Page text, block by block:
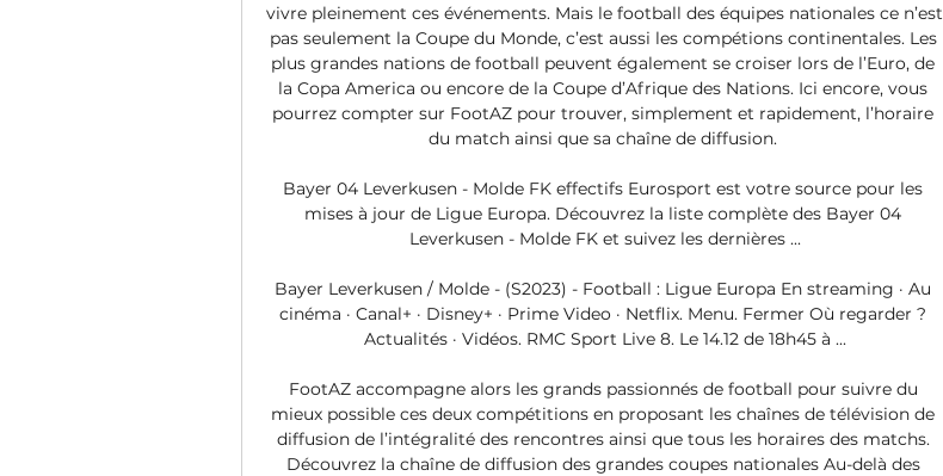
vivre pleinement ces événements. Mais le football des équipes nationales ce n’est
pas seulement la Coupe du Monde, c’est aussi les compétions continentales. Les
plus grandes nations de football peuvent également se croiser lors de l’Euro, de
la Copa America ou encore de la Coupe d’Afrique des Nations. Ici encore, vous
pourrez compter sur FootAZ pour trouver, simplement et rapidement, l’horaire
du match ainsi que sa chaîne de diffusion.
Bayer 04 Leverkusen - Molde FK effectifs Eurosport est votre source pour les
mises à jour de Ligue Europa. Découvrez la liste complète des Bayer 04
Leverkusen - Molde FK et suivez les dernières ...
Bayer Leverkusen / Molde - (S2023) - Football : Ligue Europa En streaming · Au
cinéma · Canal+ · Disney+ · Prime Video · Netflix. Menu. Fermer Où regarder ?
Actualités · Vidéos. RMC Sport Live 8. Le 14.12 de 18h45 à ...
FootAZ accompagne alors les grands passionnés de football pour suivre du
mieux possible ces deux compétitions en proposant les chaînes de télévision de
diffusion de l’intégralité des rencontres ainsi que tous les horaires des matchs.
Découvrez la chaîne de diffusion des grandes coupes nationales Au-delà des